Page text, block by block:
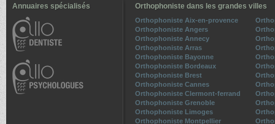
Annuaires spécialisés Orthophoniste dans les grandes villes
Orthophoniste Aix-en-provence
Orthophoniste Angers
Orthophoniste Annecy
Orthophoniste Arras
Orthophoniste Bayonne
Orthophoniste Bordeaux
Orthophoniste Brest
Orthophoniste Cannes
Orthophoniste Clermont-ferrand
Orthophoniste Grenoble
Orthophoniste Limoges
Orthophoniste Montpellier